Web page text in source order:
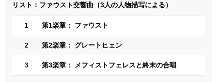
リスト：ファウスト交響曲（3人の人物描写による）
1 第1楽章： ファウスト
2 第2楽章： グレートヒェン
3 第3楽章： メフィストフェレスと終末の合唱